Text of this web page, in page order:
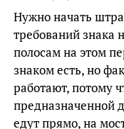
Нужно начать
требований знака
полосам на этом
знаком есть, но
работают, потому
предназначенной
едут прямо, на